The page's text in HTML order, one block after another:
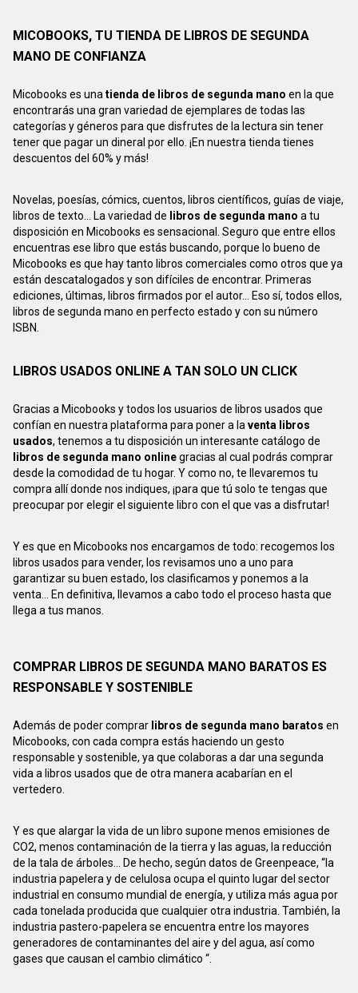
MICOBOOKS, TU TIENDA DE LIBROS DE SEGUNDA
MANO DE CONFIANZA
Micobooks es unatienda de libros de segunda mano en la que
encontrarás una gran variedad de ejemplares de todas las
categorías y géneros para que disfrutes de la lectura sin tener
tener que pagar un dineral por ello. ¡En nuestra tienda tienes
descuentos del 60% y más!
Novelas, poesías, cómics, cuentos, libros científicos, guías de viaje,
libros de texto... La variedad de libros de segunda mano a tu
disposición en Micobooks es sensacional. Seguro que entre ellos
encuentras ese libro que estás buscando, porque lo bueno de
Micobooks es que hay tanto libros comerciales como otros que ya
están descatalogados y son difíciles de encontrar. Primeras
ediciones, últimas, libros firmados por el autor... Eso sí, todos ellos,
libros de segunda mano en perfecto estado y con su número
ISBN.
LIBROS USADOS ONLINE A TAN SOLO UN CLICK
Gracias a Micobooks y todos los usuarios de libros usados que
confían en nuestra plataforma para poner a laventa libros
usados, tenemos a tu disposición un interesante catálogo de
libros de segunda mano onlinegracias al cual podrás comprar
desde la comodidad de tu hogar. Y como no, te llevaremos tu
compra allí donde nos indiques, ¡para que tú solo te tengas que
preocupar por elegir el siguiente libro con el que vas a disfrutar!
Y es que en Micobooks nos encargamos de todo: recogemos los
libros usados para vender, los revisamos uno a uno para
garantizar su buen estado, los clasificamos y ponemos a la
venta... En definitiva, llevamos a cabo todo el proceso hasta que
llega a tus manos.
COMPRAR LIBROS DE SEGUNDA MANO BARATOS ES
RESPONSABLE Y SOSTENIBLE
Además de poder comprar libros de segunda mano baratos en
Micobooks, con cada compra estás haciendo un gesto
responsable y sostenible, ya que colaboras a dar una segunda
vida a libros usados que de otra manera acabarían en el
vertedero.
Y es que alargar la vida de un libro supone menos emisiones de
CO2, menos contaminación de la tierra y las aguas, la reducción
de la tala de árboles... De hecho, según datos de Greenpeace, “la
industria papelera y de celulosa ocupa el quinto lugar del sector
industrial en consumo mundial de energía, y utiliza más agua por
cada tonelada producida que cualquier otra industria. También, la
industria pastero-papelera se encuentra entre los mayores
generadores de contaminantes del aire y del agua, así como
gases que causan el cambio climático “.